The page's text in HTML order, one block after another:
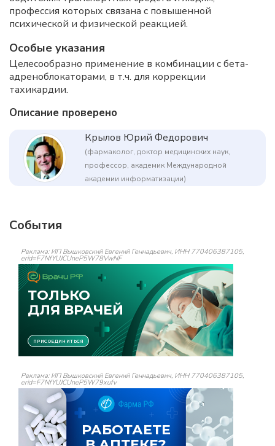
профессия которых связана с повышенной
психической и физической реакцией.
Особые указания
Целесообразно применение в комбинации с бета-
адреноблокаторами, в т.ч. для коррекции
тахикардии.
Описание проверено
Крылов Юрий Федорович
(фармаколог, доктор медицинских наук,
профессор, академик Международной
академии информатизации)
События
Реклама: ИП Вышковский Евгений Геннадьевич, ИНН 770406387105,
erid=F7NfYUJCUneP5W78VwNF
Реклама: ИП Вышковский Евгений Геннадьевич, ИНН 770406387105,
erid=F7NfYUJCUneP5W79xufv